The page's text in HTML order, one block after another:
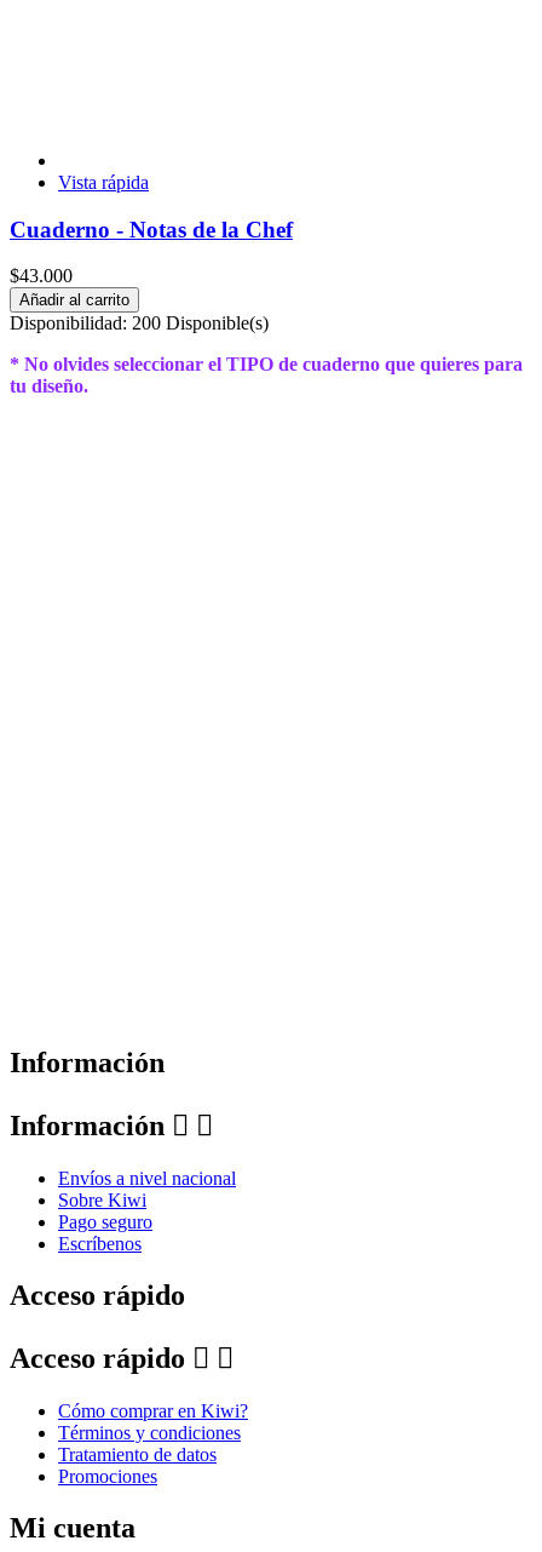
Vista rápida
Cuaderno - Notas de la Chef
$43.000
Añadir al carrito
Disponibilidad: 200 Disponible(s)
* No olvides seleccionar el TIPO de cuaderno que quieres para
tu diseño.
Información
Información  
Envíos a nivel nacional
Sobre Kiwi
Pago seguro
Escríbenos
Acceso rápido
Acceso rápido  
Cómo comprar en Kiwi?
Términos y condiciones
Tratamiento de datos
Promociones
Mi cuenta